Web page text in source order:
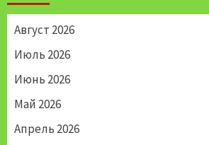
Август 2026
Июль 2026
Июнь 2026
Май 2026
Апрель 2026